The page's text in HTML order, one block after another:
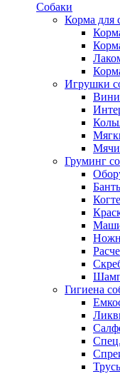
Собаки
Корма для
Игрушки
Груминг
Гигиена